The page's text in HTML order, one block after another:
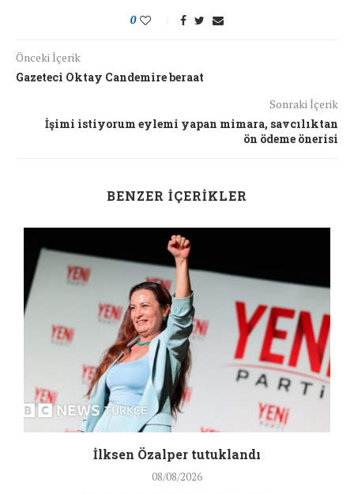
0
Önceki İçerik
Gazeteci Oktay Candemire beraat
Sonraki İçerik
İşimi istiyorum eylemi yapan mimara, savcılıktan
ön ödeme önerisi
BENZER İÇERIKLER
İlksen Özalper tutuklandı
08/08/2026